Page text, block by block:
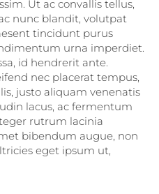
Ut ac convallis tellus,
nunc blandit, volutpat
tincidunt purus
urna imperdiet.
id hendrerit ante.
nec placerat tempus,
justo aliquam venenatis
lacus, ac fermentum
rutrum lacinia
bibendum augue, non
eget ipsum ut,